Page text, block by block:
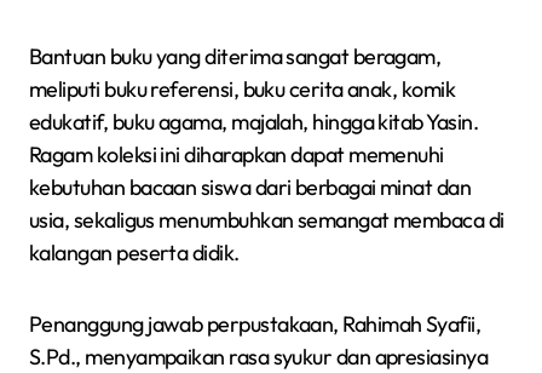
Bantuan buku yang diterima sangat beragam,
meliputi buku referensi, buku cerita anak, komik
edukatif, buku agama, majalah, hingga kitab Yasin.
Ragam koleksi ini diharapkan dapat memenuhi
kebutuhan bacaan siswa dari berbagai minat dan
usia, sekaligus menumbuhkan semangat membaca di
kalangan peserta didik.
Penanggung jawab perpustakaan, Rahimah Syafii,
S.Pd., menyampaikan rasa syukur dan apresiasinya